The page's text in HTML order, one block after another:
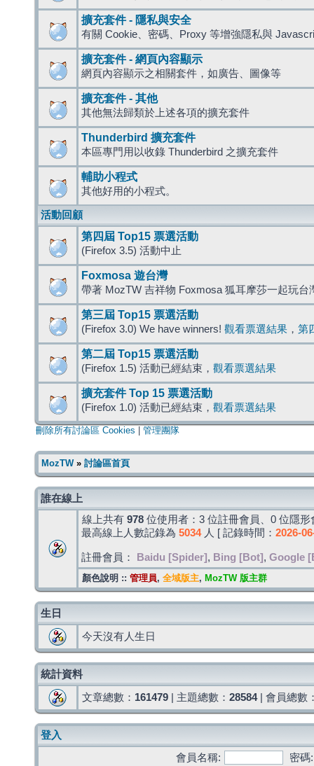
擴充套件 - 隱私與安全
有關 Cookie、密碼、Proxy 等增強隱私與
擴充套件 - 網頁內容顯示
網頁內容顯示之相關套件，如廣告、圖像等
擴充套件 - 其他
其他無法歸類於上述各項的擴充套件
Thunderbird 擴充套件
本區專門用以收錄 Thunderbird 之擴充套件
輔助小程式
其他好用的小程式。
活動回顧
第四屆 Top15 票選活動
(Firefox 3.5) 活動中止
Foxmosa 遊台灣
帶著 MozTW 吉祥物 Foxmosa 狐耳摩莎一起玩台
第三屆 Top15 票選活動
(Firefox 3.0) We have winners! 觀看票選結果 ， 第
第二屆 Top15 票選活動
(Firefox 1.5) 活動已經結束， 觀看票選結果
擴充套件 Top 15 票選活動
(Firefox 1.0) 活動已經結束， 觀看票選結果
刪除所有討論區 Cookies 管理團隊
MozTW» 討論區首頁
誰在線上
線上共有 978 位使用者：3 位註冊會員、0 位隱
最高線上人數記錄為 5034人 [ 記錄時間： 2026-
註冊會員： Baidu [Spider] , Bing [Bot] , Google
顏色說明 :: 管理員, 全域版主, MozTW 版主群
生日
今天沒有人生日
統計資料
文章總數： 161479 | 主題總數： 28584| 會員總數
登入
會員名稱:
密碼: